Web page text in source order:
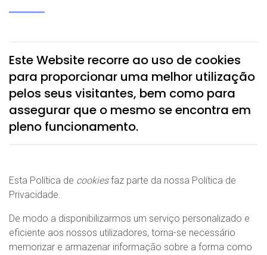
Este Website recorre ao uso de cookies
para proporcionar uma melhor utilização
pelos seus visitantes, bem como para
assegurar que o mesmo se encontra em
pleno funcionamento.
Esta Política de cookiesfaz parte da nossa Política de
Privacidade.
De modo a disponibilizarmos um serviço personalizado e
eficiente aos nossos utilizadores, torna-se necessário
memorizar e armazenar informação sobre a forma como